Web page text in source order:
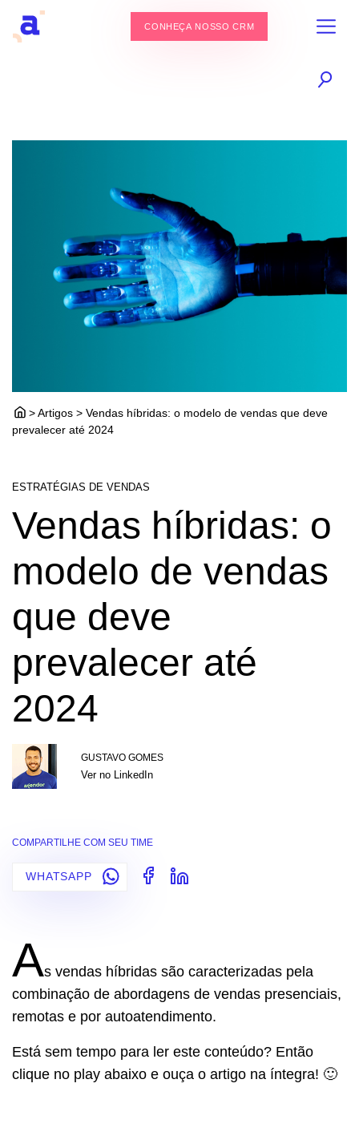
CONHEÇA NOSSO CRM
> Artigos > Vendas híbridas: o modelo de vendas que deve
prevalecer até 2024
ESTRATÉGIAS DE VENDAS
Vendas híbridas: o
modelo de vendas
que deve
prevalecer até
2024
GUSTAVO GOMES
Ver no LinkedIn
COMPARTILHE COM SEU TIME
WHATSAPP
As vendas híbridas são caracterizadas pela
combinação de abordagens de vendas presenciais,
remotas e por autoatendimento.
Está sem tempo para ler este conteúdo? Então
clique no play abaixo e ouça o artigo na íntegra! 🙂